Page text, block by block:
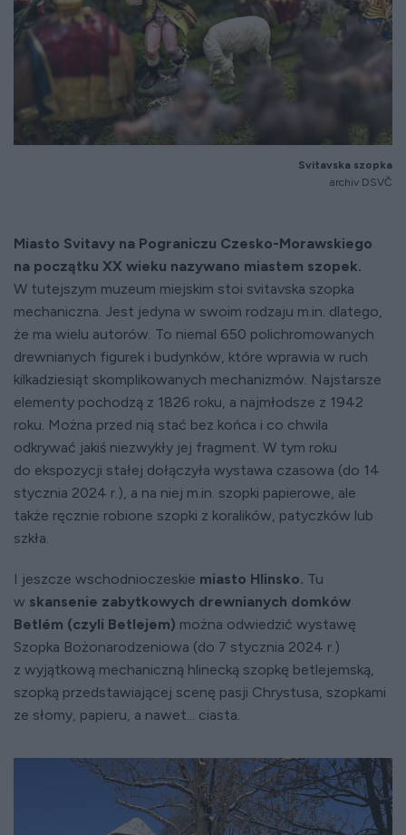
Svitavska szopka
archiv DSVČ
Miasto Svitavy na Pograniczu Czesko-Morawskiego
na początku XX wieku nazywano miastem szopek.
W tutejszym muzeum miejskim stoi svitavska szopka
mechaniczna. Jest jedyna w swoim rodzaju m.in. dlatego,
że ma wielu autorów. To niemal 650 polichromowanych
drewnianych figurek i budynków, które wprawia w ruch
kilkadziesiąt skomplikowanych mechanizmów. Najstarsze
elementy pochodzą z 1826 roku, a najmłodsze z 1942
roku. Można przed nią stać bez końca i co chwila
odkrywać jakiś niezwykły jej fragment. W tym roku
do ekspozycji stałej dołączyła wystawa czasowa (do 14
stycznia 2024 r.), a na niej m.in. szopki papierowe, ale
także ręcznie robione szopki z koralików, patyczków lub
szkła.
I jeszcze wschodnioczeskie miasto Hlinsko. Tu
w skansenie zabytkowych drewnianych domków
Betlém (czyli Betlejem) można odwiedzić wystawę
Szopka Bożonarodzeniowa (do 7 stycznia 2024 r.)
z wyjątkową mechaniczną hlinecką szopkę betlejemską,
szopką przedstawiającej scenę pasji Chrystusa, szopkami
ze słomy, papieru, a nawet... ciasta.